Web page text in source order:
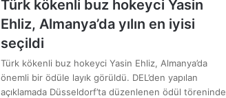
Türk kökenli buz hokeyci Yasin
Ehliz, Almanya’da yılın en iyisi
seçildi
Türk kökenli buz hokeyci Yasin Ehliz, Almanya’da
önemli bir ödüle layık görüldü. DEL’den yapılan
açıklamada Düsseldorf’ta düzenlenen ödül töreninde